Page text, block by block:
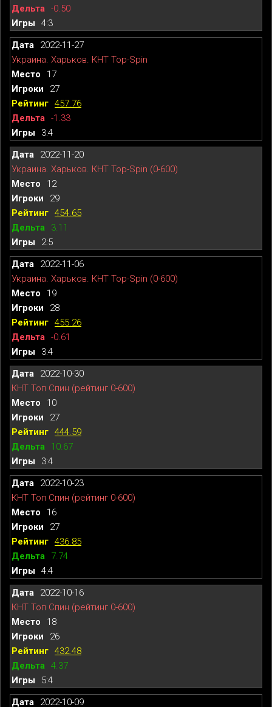
-0.50
4:3
2022-11-27
Украина. Харьков. КНТ Top-Spin
17
27
457.76
-1.33
3:4
2022-11-20
Украина. Харьков. КНТ Top-Spin (0-600)
12
29
454.65
3.11
2:5
2022-11-06
Украина. Харьков. КНТ Top-Spin (0-600)
19
28
455.26
-0.61
3:4
2022-10-30
КНТ Топ Спин (рейтинг 0-600)
10
27
444.59
10.67
3:4
2022-10-23
КНТ Топ Спин (рейтинг 0-600)
16
27
436.85
7.74
4:4
2022-10-16
КНТ Топ Спин (рейтинг 0-600)
18
26
432.48
4.37
5:4
2022-10-09